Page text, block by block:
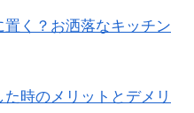
く？お洒落なキッチン
時のメリットとデメリ